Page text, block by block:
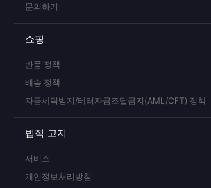
문의하기
쇼핑
반품 정책
배송 정책
자금세탁방지/테러자금조달금지(AML/CFT) 정책
법적 고지
서비스
개인정보처리방침